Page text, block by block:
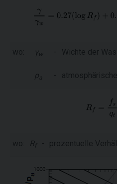
wo: γ w - Wichte der
p a -
wo: R f - prozentuelle